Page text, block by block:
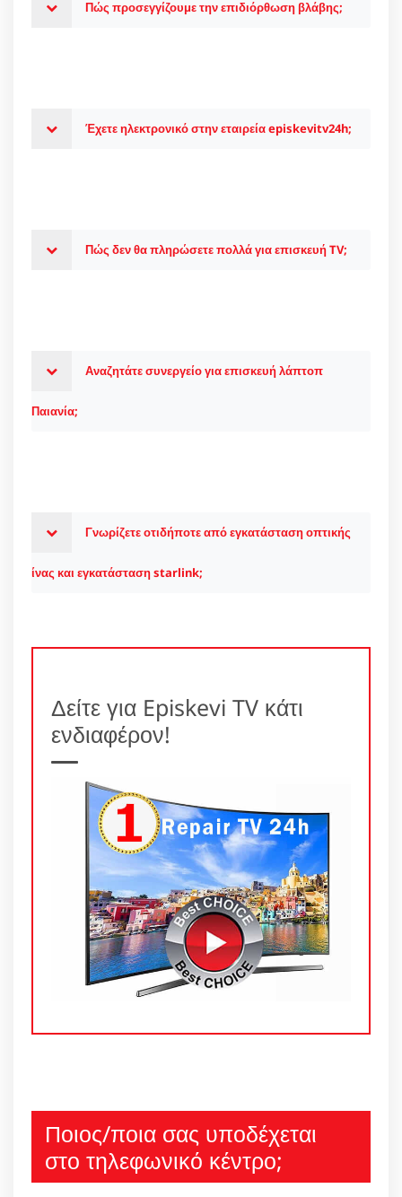
Πώς προσεγγίζουμε την επιδιόρθωση βλάβης;
Έχετε ηλεκτρονικό στην εταιρεία episkevitv24h;
Πώς δεν θα πληρώσετε πολλά για επισκευή TV;
Αναζητάτε συνεργείο για επισκευή λάπτοπ
Παιανία;
Γνωρίζετε οτιδήποτε από εγκατάσταση οπτικής
ίνας και εγκατάσταση starlink;
Δείτε για Episkevi TV κάτι
ενδιαφέρον!
Ποιος/ποια σας υποδέχεται
στο τηλεφωνικό κέντρο;